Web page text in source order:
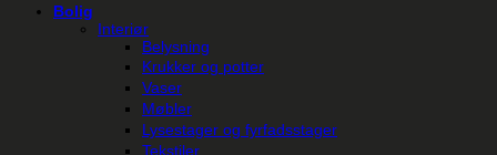
Bolig
Interiør
Belysning
Krukker og potter
Vaser
Møbler
Lysestager og fyrfadsstager
Tekstiler